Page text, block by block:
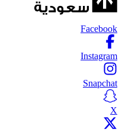
Facebook
Instagram
Snapchat
X